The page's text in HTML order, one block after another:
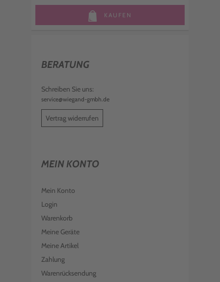
KAUFEN
BERATUNG
Schreiben Sie uns:
service@wiegand-gmbh.de
Vertrag widerrufen
MEIN KONTO
Mein Konto
Login
Warenkorb
Meine Geräte
Meine Artikel
Zahlung
Warenrücksendung